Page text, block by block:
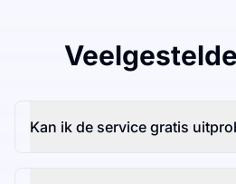
Kan ik de service gratis